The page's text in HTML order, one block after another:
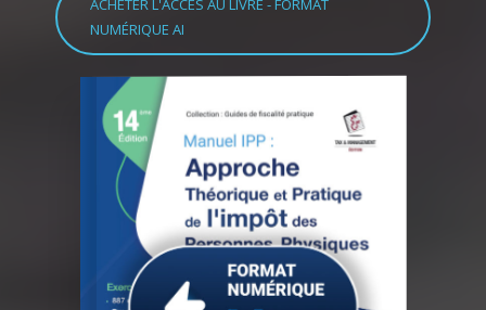
ACHETER L'ACCÈS AU LIVRE - FORMAT
NUMÉRIQUE AI